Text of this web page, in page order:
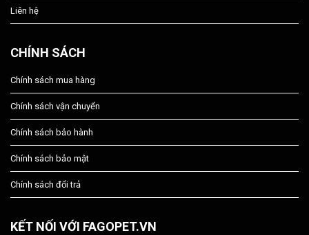
Liên hệ
CHÍNH SÁCH
Chính sách mua hàng
Chính sách vận chuyển
Chính sách bảo hành
Chính sách bảo mật
Chính sách đổi trả
KẾT NỐI VỚI FAGOPET.VN